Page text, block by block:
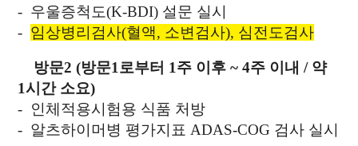
- 우울증척도(K-BDI) 설문 실시
- 임상병리검사(혈액, 소변검사), 심전도검사
방문2 (방문1로부터 1주 이후 ~ 4주 이내 / 약
1시간 소요)
- 인체적용시험용 식품 처방
- 알츠하이머병 평가지표 ADAS-COG 검사 실시